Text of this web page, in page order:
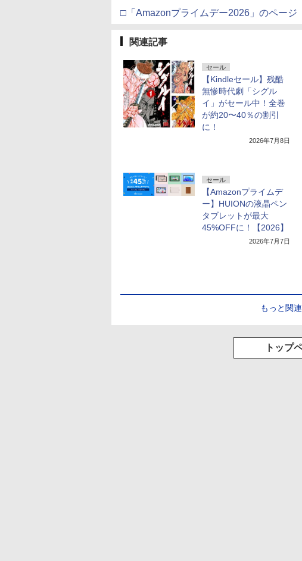
□「Amazonプライムデー2026」のページ
関連記事
セール
【Kindleセール】残酷
無惨時代劇「シグル
イ」がセール中！全巻
が約20〜40％の割引
に！
2026年7月8日
セール
【Amazonプライムデ
ー】HUIONの液晶ペン
タブレットが最大
45%OFFに！【2026】
2026年7月7日
もっと関
トップ